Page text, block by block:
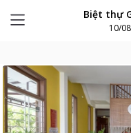
Biệt thự
10/